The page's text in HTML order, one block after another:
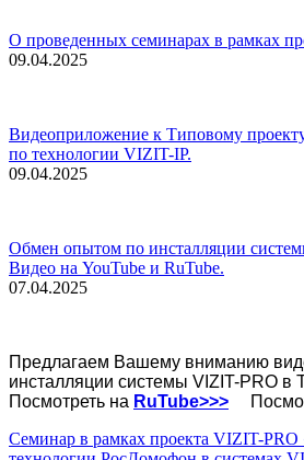
О проведенных семинарах в рамках
09.04.2025
Видеоприложение к Типовому
по технологии VIZIT-IP.
09.04.2025
Обмен опытом по инсталляции
Видео на YouTube и RuTube.
07.04.2025
Предлагаем Вашему вниманию
инсталляции системы VIZIT-PRO в
Посмотреть на RuTube>>>
Семинар в рамках проекта VIZIT-